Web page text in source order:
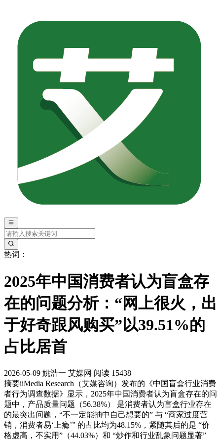
热词：
2025年中国消费者认为盲盒存
在的问题分析：“网上很火，出
于好奇跟风购买”以39.51%的
占比居首
2026-05-09 姚浩一 艾媒网 阅读 15438
摘要iiMedia Research（艾媒咨询）发布的《中国盲盒行业消费
者行为调查数据》显示，2025年中国消费者认为盲盒存在的问
题中，产品质量问题（56.38%） 是消费者认为盲盒行业存在
的最突出问题，“不一定能抽中自己想要的” 与 “商家过度营
销，消费者易‘上瘾’” 的占比均为48.15%，紧随其后的是 “价
格虚高，不实用”（44.03%）和 “炒作和行业乱象问题显著”